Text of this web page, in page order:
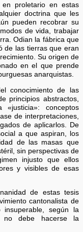
en proletario en estas
doctrina que les
pueden recobrar su
de vida, trabajar
Odian la fábrica que
de las tierras que eran
Su origen de
en el que prende
anarquistas.
conocimiento de las
principios abstractos,
conceptos
de interpretaciones,
de aplicarlos. De
a que aspiran, los
de las masas que
sin perspectivas de
injusto que ellos
y visibles de esas
de estas tesis
cantonalista de
insuperable, según la
no debe hacerse la